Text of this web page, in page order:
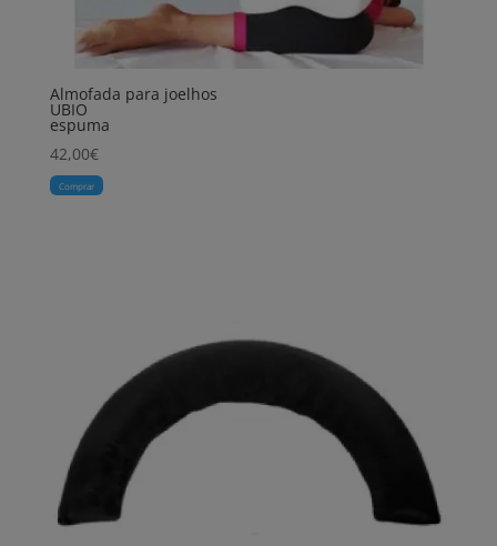
Almofada para joelhos
UBIO
espuma
42,00€
Comprar